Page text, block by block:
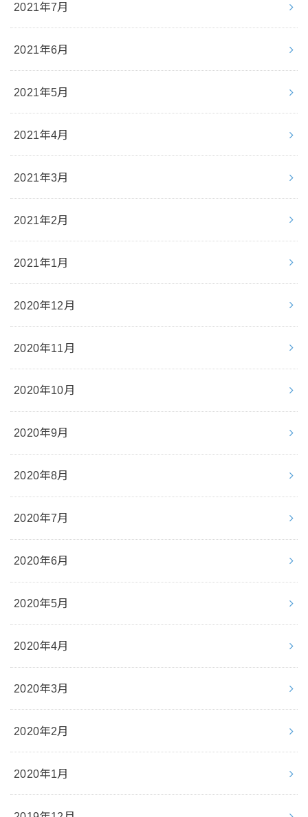
2021年7月
2021年6月
2021年5月
2021年4月
2021年3月
2021年2月
2021年1月
2020年12月
2020年11月
2020年10月
2020年9月
2020年8月
2020年7月
2020年6月
2020年5月
2020年4月
2020年3月
2020年2月
2020年1月